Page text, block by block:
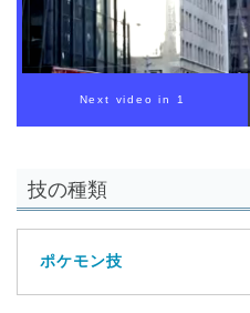
00:00 /01:00
技の種類
ポケモン技